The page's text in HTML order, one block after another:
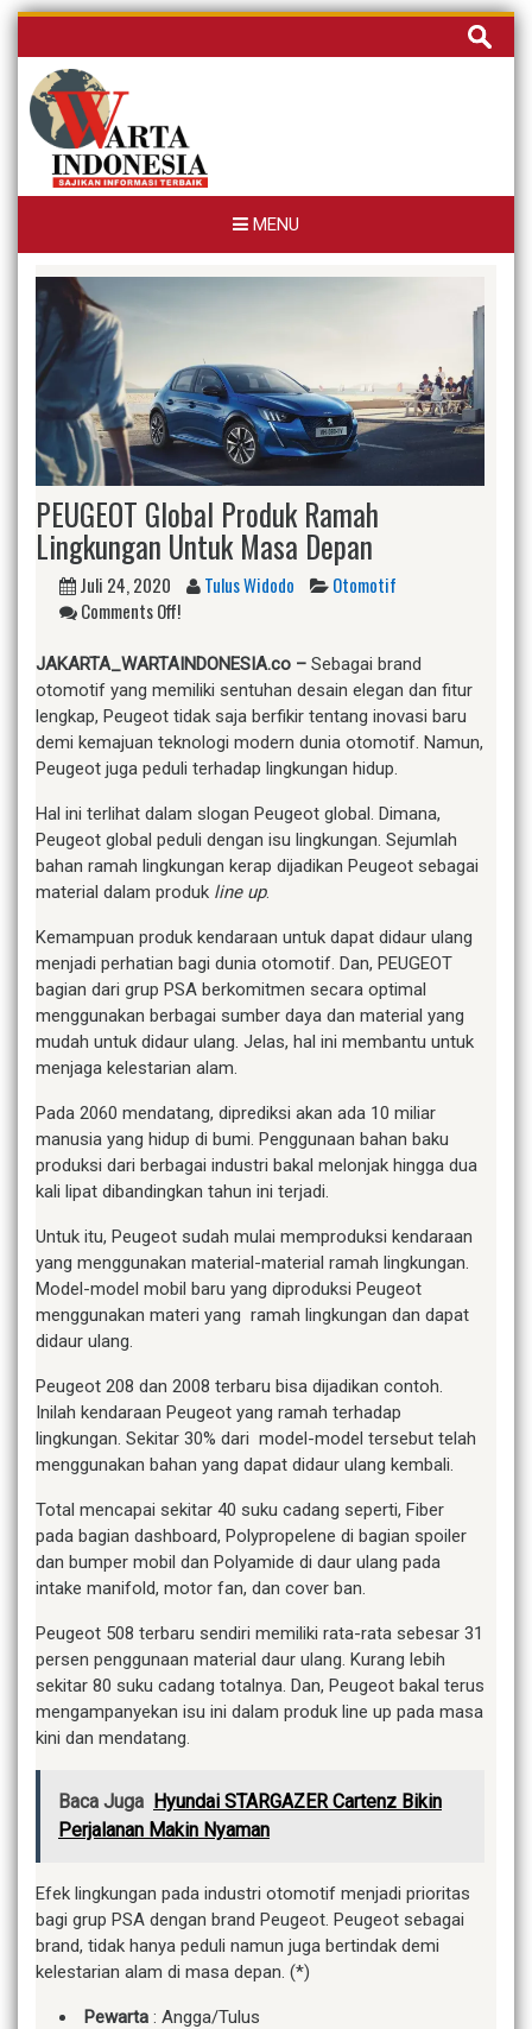
Skip
content
Cari
untuk:
MENU
PEUGEOT Global Produk Ramah
Lingkungan Untuk Masa Depan
Juli 24, 2020 Tulus Widodo
Otomotif
Comments Off!
JAKARTA_WARTAINDONESIA.co – Sebagai brand
otomotif yang memiliki sentuhan desain elegan dan fitur
lengkap, Peugeot tidak saja berfikir tentang inovasi baru
demi kemajuan teknologi modern dunia otomotif. Namun,
Peugeot juga peduli terhadap lingkungan hidup.
Hal ini terlihat dalam slogan Peugeot global. Dimana,
Peugeot global peduli dengan isu lingkungan. Sejumlah
bahan ramah lingkungan kerap dijadikan Peugeot sebagai
material dalam produk line up.
Kemampuan produk kendaraan untuk dapat didaur ulang
menjadi perhatian bagi dunia otomotif. Dan, PEUGEOT
bagian dari grup PSA berkomitmen secara optimal
menggunakan berbagai sumber daya dan material yang
mudah untuk didaur ulang. Jelas, hal ini membantu untuk
menjaga kelestarian alam.
Pada 2060 mendatang, diprediksi akan ada 10 miliar
manusia yang hidup di bumi. Penggunaan bahan baku
produksi dari berbagai industri bakal melonjak hingga dua
kali lipat dibandingkan tahun ini terjadi.
Untuk itu, Peugeot sudah mulai memproduksi kendaraan
yang menggunakan material-material ramah lingkungan.
Model-model mobil baru yang diproduksi Peugeot
menggunakan materi yang ramah lingkungan dan dapat
didaur ulang.
Peugeot 208 dan 2008 terbaru bisa dijadikan contoh.
Inilah kendaraan Peugeot yang ramah terhadap
lingkungan. Sekitar 30% dari model-model tersebut telah
menggunakan bahan yang dapat didaur ulang kembali.
Total mencapai sekitar 40 suku cadang seperti, Fiber
pada bagian dashboard, Polypropelene di bagian spoiler
dan bumper mobil dan Polyamide di daur ulang pada
intake manifold, motor fan, dan cover ban.
Peugeot 508 terbaru sendiri memiliki rata-rata sebesar 31
persen penggunaan material daur ulang. Kurang lebih
sekitar 80 suku cadang totalnya. Dan, Peugeot bakal terus
mengampanyekan isu ini dalam produk line up pada masa
kini dan mendatang.
Baca Juga Hyundai STARGAZER Cartenz Bikin
Perjalanan Makin Nyaman
Efek lingkungan pada industri otomotif menjadi prioritas
bagi grup PSA dengan brand Peugeot. Peugeot sebagai
brand, tidak hanya peduli namun juga bertindak demi
kelestarian alam di masa depan. (*)
Pewarta : Angga/Tulus